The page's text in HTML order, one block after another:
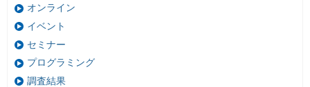
オンライン
イベント
セミナー
プログラミング
調査結果